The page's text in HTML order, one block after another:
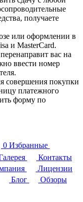
получаете
или оформлении в
и MasterCard.
вас на
ввести номер
совершения покупки
платежного
форму по
0 Избранные
Контакты
Лицензии
Блог
Обзоры